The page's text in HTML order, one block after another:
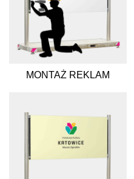
MONTAŻ REKLAM